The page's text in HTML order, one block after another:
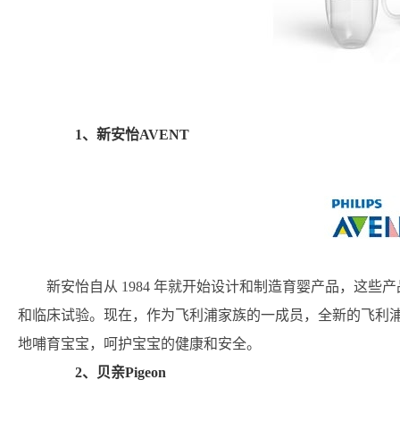
1、新安怡AVENT
新安怡自从 1984 年就开始设计和制造育婴产品，这些
和临床试验。现在，作为飞利浦家族的一成员，全新的飞利
地哺育宝宝，呵护宝宝的健康和安全。
2、贝亲Pigeon